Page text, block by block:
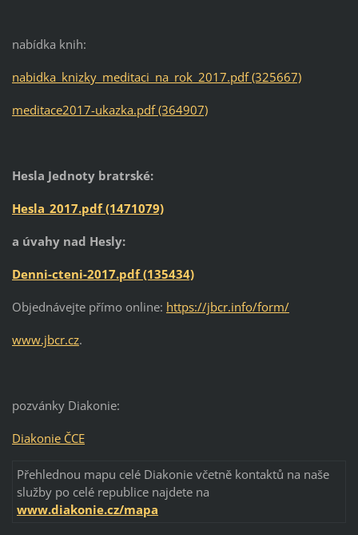
nabídka knih:
nabidka_knizky_meditaci_na_rok_2017.pdf (325667)
meditace2017-ukazka.pdf (364907)
Hesla Jednoty bratrské:
Hesla_2017.pdf (1471079)
a úvahy nad Hesly:
Denni-cteni-2017.pdf (135434)
Objednávejte přímo online: https://jbcr.info/form/
www.jbcr.cz.
pozvánky Diakonie:
Diakonie ČCE
Přehlednou mapu celé Diakonie včetně kontaktů na naše
služby po celé republice najdete na
www.diakonie.cz/mapa